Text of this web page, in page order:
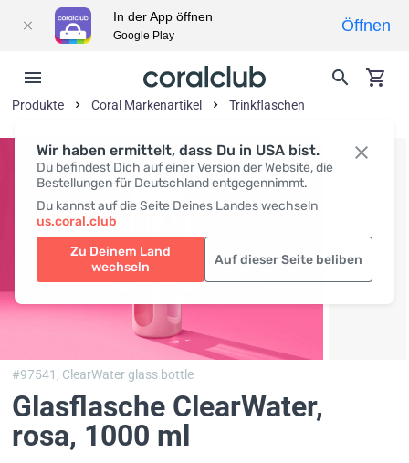
Wir haben ermittelt, dass Du in USA bist.
Du befindest Dich auf einer Version der Website, die
Bestellungen für Deutschland entgegennimmt.
Du kannst auf die Seite Deines Landes wechseln
us.coral.club
Zu Deinem Land
wechseln
Auf dieser Seite beliben
Produkte Coral Markenartikel Trinkflaschen
#97541, ClearWater glass bottle
Glasflasche ClearWater,
rosa, 1000 ml
In der App öffnen
Google Play
Öffnen